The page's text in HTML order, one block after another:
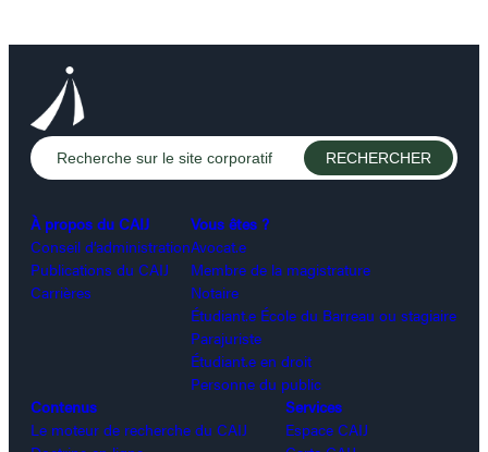
À propos du CAIJ
Conseil d’administration
Publications du CAIJ
Carrières
Vous êtes ?
Avocat.e
Membre de la magistrature
Notaire
Étudiant.e École du Barreau ou stagiaire
Parajuriste
Étudiant.e en droit
Personne du public
Contenus
Le moteur de recherche du CAIJ
Services
Espace CAIJ